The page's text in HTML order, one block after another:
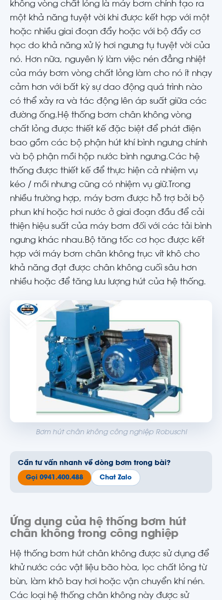
không vòng chất lỏng là máy bơm chính tạo ra
một khả năng tuyệt vời khi được kết hợp với một
hoặc nhiều giai đoạn đẩy hoặc với bộ đẩy cơ
học do khả năng xử lý hơi ngưng tụ tuyệt vời của
nó. Hơn nữa, nguyên lý làm việc nén đẳng nhiệt
của máy bơm vòng chất lỏng làm cho nó ít nhạy
cảm hơn với bất kỳ sự dao động quá trình nào
có thể xảy ra và tác động lên áp suất giữa các
đường ống.Hệ thống bơm chân không vòng
chất lỏng được thiết kế đặc biệt để phát điện
bao gồm các bộ phận hút khí bình ngưng chính
và bộ phận mồi hộp nước bình ngưng.Các hệ
thống được thiết kế để thực hiện cả nhiệm vụ
kéo / mồi nhưng cũng có nhiệm vụ giữ.Trong
nhiều trường hợp, máy bơm được hỗ trợ bởi bộ
phun khí hoặc hơi nước ở giai đoạn đầu để cải
thiện hiệu suất của máy bơm đối với các tải bình
ngưng khác nhau.Bộ tăng tốc cơ học được kết
hợp với máy bơm chân không trục vít khô cho
khả năng đạt được chân không cuối sâu hơn
nhiều hoặc để tăng lưu lượng hút của hệ thống.
Bơm hút chân không công nghiệp Robuschi
Cần tư vấn nhanh về dòng bơm trong bài?
Gọi 0941.400.488 Chat Zalo
Ứng dụng của hệ thống bơm hút
chân không trong công nghiệp
Hệ thống bơm hút chân không được sử dụng để
khử nước các vật liệu bão hòa, lọc chất lỏng từ
bùn, làm khô bay hơi hoặc vận chuyển khí nén.
Các loại hệ thống chân không này được sử